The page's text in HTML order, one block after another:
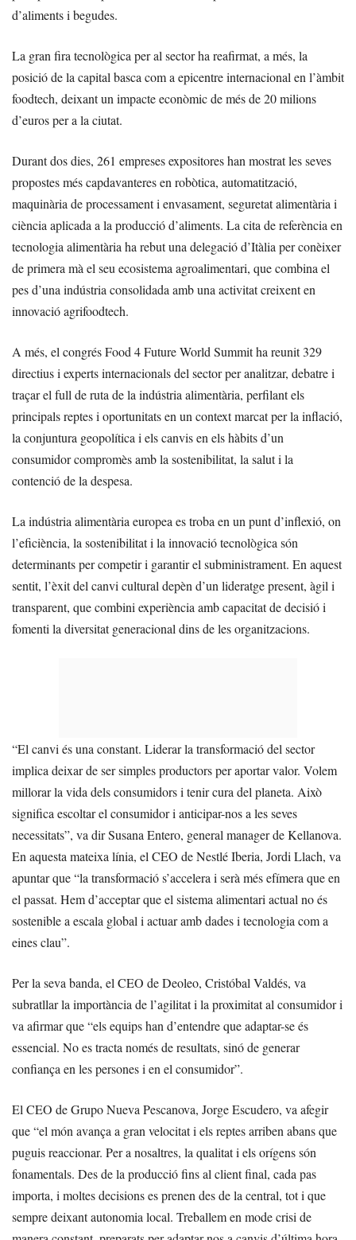
d’aliments i begudes.
La gran fira tecnològica per al sector ha reafirmat, a més, la
posició de la capital basca com a epicentre internacional en l’àmbit
foodtech, deixant un impacte econòmic de més de 20 milions
d’euros per a la ciutat.
Durant dos dies, 261 empreses expositores han mostrat les seves
propostes més capdavanteres en robòtica, automatització,
maquinària de processament i envasament, seguretat alimentària i
ciència aplicada a la producció d’aliments. La cita de referència en
tecnologia alimentària ha rebut una delegació d’Itàlia per conèixer
de primera mà el seu ecosistema agroalimentari, que combina el
pes d’una indústria consolidada amb una activitat creixent en
innovació agrifoodtech.
A més, el congrés Food 4 Future World Summit ha reunit 329
directius i experts internacionals del sector per analitzar, debatre i
traçar el full de ruta de la indústria alimentària, perfilant els
principals reptes i oportunitats en un context marcat per la inflació,
la conjuntura geopolítica i els canvis en els hàbits d’un
consumidor compromès amb la sostenibilitat, la salut i la
contenció de la despesa.
La indústria alimentària europea es troba en un punt d’inflexió, on
l’eficiència, la sostenibilitat i la innovació tecnològica són
determinants per competir i garantir el subministrament. En aquest
sentit, l’èxit del canvi cultural depèn d’un lideratge present, àgil i
transparent, que combini experiència amb capacitat de decisió i
fomenti la diversitat generacional dins de les organitzacions.
“El canvi és una constant. Liderar la transformació del sector
implica deixar de ser simples productors per aportar valor. Volem
millorar la vida dels consumidors i tenir cura del planeta. Això
significa escoltar el consumidor i anticipar-nos a les seves
necessitats”, va dir Susana Entero, general manager de Kellanova.
En aquesta mateixa línia, el CEO de Nestlé Iberia, Jordi Llach, va
apuntar que “la transformació s’accelera i serà més efímera que en
el passat. Hem d’acceptar que el sistema alimentari actual no és
sostenible a escala global i actuar amb dades i tecnologia com a
eines clau”.
Per la seva banda, el CEO de Deoleo, Cristóbal Valdés, va
subratllar la importància de l’agilitat i la proximitat al consumidor i
va afirmar que “els equips han d’entendre que adaptar-se és
essencial. No es tracta només de resultats, sinó de generar
confiança en les persones i en el consumidor”.
El CEO de Grupo Nueva Pescanova, Jorge Escudero, va afegir
que “el món avança a gran velocitat i els reptes arriben abans que
puguis reaccionar. Per a nosaltres, la qualitat i els orígens són
fonamentals. Des de la producció fins al client final, cada pas
importa, i moltes decisions es prenen des de la central, tot i que
sempre deixant autonomia local. Treballem en mode crisi de